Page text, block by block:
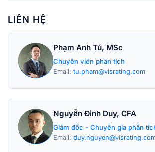
LIÊN HỆ
Phạm Anh Tú, MSc
Chuyên viên phân tích
Email: tu.pham@visrating.com
Nguyễn Đình Duy, CFA
Giám đốc - Chuyên gia phân
Email: